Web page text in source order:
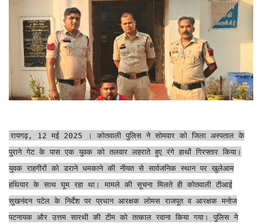
रायगढ़, 12 मई 2025 । कोतवाली पुलिस ने सोमवार को जिला अस्पताल के
पुराने गेट के पास एक युवक को तलवार लहराते हुए रंगे हाथों गिरफ्तार किया।
युवक राहगीरों को डराने धमकाने की नीयत से सार्वजनिक स्थान पर खुलेआम
हथियार के साथ घूम रहा था। मामले की सूचना मिलते ही कोतवाली टीआई
सुखनंदन पटेल के निर्देश पर प्रधान आरक्षक लोमस राजपूत व आरक्षक मनोज
पटनायक और उत्तम सारथी की टीम को तत्काल रवाना किया गया। पुलिस ने